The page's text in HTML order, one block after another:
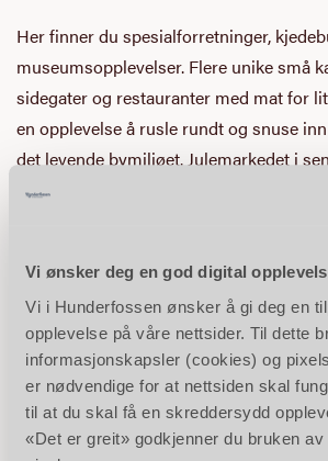
Vi ønsker deg en god digital
Vi i Hunderfossen ønsker å gi deg en
opplevelse på våre nettsider. Til dette
informasjonskapsler (cookies) og
er nødvendige for at nettsiden skal
til at du skal få en skreddersydd
«Det er greit» godkjenner du bruken
Her finner du spesialforretninger,
museumsopplevelser. Flere unike små
sidegater og restauranter med mat for
en opplevelse å rusle rundt og snuse
det levende bymiljøet. Julemarkedet i
trivelige handelsboder, salg av julemat,
og sin herlige lune atmosfære.
Se hele programmet for julebyen
Jul på Maihaugen